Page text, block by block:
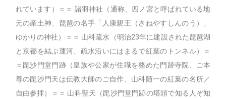
れています）＝＝ 諸羽神社（通称、四ノ宮と呼ばれている地
元の産土神、琵琶の名手「人康親王（さねやすしんのう）」
ゆかりの神社）＝＝ 山科疏水（明治23年に建設された琵琶湖
と京都を結ぶ運河、疏水沿いにはまるで紅葉のトンネル）＝
＝毘沙門堂門跡（皇族や公家が住職を務めた門跡寺院、ご本
尊の毘沙門天は伝教大師のご自作、山科随一の紅葉の名所／
自由参拝）＝＝ 山科聖天（毘沙門堂門跡の塔頭で知る人ぞ知